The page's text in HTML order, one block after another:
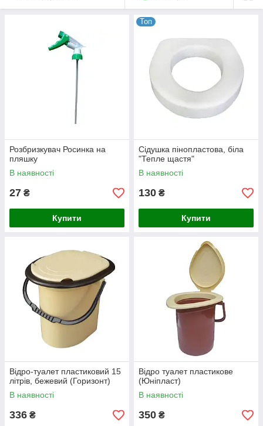
Розбризкувач Росинка на
пляшку
В наявності
27 ₴
Купити
Топ
Сідушка пінопластова, біла
"Тепле щастя"
В наявності
130 ₴
Купити
Відро-туалет пластиковий 15
літрів, бежевий (Горизонт)
В наявності
336 ₴
Відро туалет пластикове
(Юніпласт)
В наявності
350 ₴